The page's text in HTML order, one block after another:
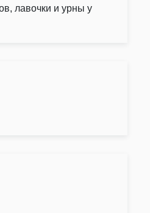
лавочки и урны у